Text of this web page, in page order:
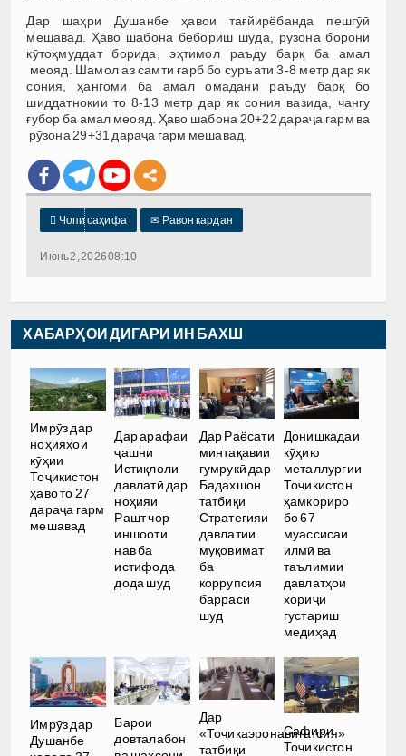
Дар шаҳри Душанбе ҳавои тағйирёбанда пешгӯӣ
мешавад. Ҳаво шабона бебориш шуда, рӯзона борони
кӯтоҳмуддат борида, эҳтимол раъду барқ ба амал
меояд. Шамол аз самти ғарб бо суръати 3-8 метр дар як
сония, ҳангоми ба амал омадани раъду барқ бо
шиддатнокии то 8-13 метр дар як сония вазида, чангу
ғубор ба амал меояд. Ҳаво шабона 20+22 дараҷа гарм ва
рӯзона 29+31 дараҷа гарм мешавад.
 Чопи саҳифа ✉ Равон кардан
Июнь 2, 2026 08:10
ХАБАРҲОИ ДИГАРИ ИН БАХШ
Имрӯз дар
ноҳияҳои
кӯҳии
Тоҷикистон
ҳаво то 27
дараҷа гарм
мешавад
Дар арафаи
ҷашни
Истиқлоли
давлатӣ дар
ноҳияи
Рашт чор
иншооти
нав ба
истифода
дода шуд
Дар Раёсати
минтақавии
гумрукӣ дар
Бадахшон
татбиқи
Стратегияи
давлатии
муқовимат
ба
коррупсия
баррасӣ
шуд
Донишкадаи
кӯҳию
металлургии
Тоҷикистон
ҳамкориро
бо 67
муассисаи
илмӣ ва
таълимии
давлатҳои
хориҷӣ
густариш
медиҳад
Имрӯз дар
Душанбе
Барои
довталабон
Дар
«Тоҷикаэронавигатсия»
татбиқи
Сафири
Тоҷикистон